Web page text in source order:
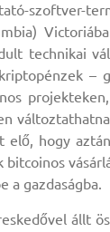
szoftver-
technikai
–
hogy
a gazdaságba.
állt